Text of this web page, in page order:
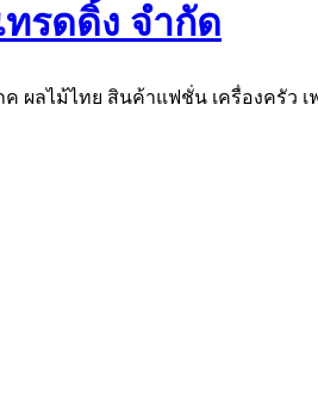
รดดิ้ง จำกัด
ผลไม้ไทย สินค้าแฟชั่น เครื่องครัว เ